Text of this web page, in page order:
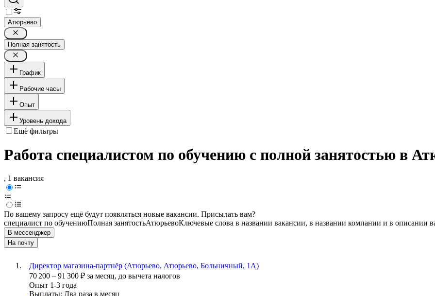
Атюрьево
Полная занятость
График
Рабочие часы
Опыт
Уровень дохода
Ещё фильтры
Работа специалистом по обучению с полной занятостью в
, 1 вакансия
По вашему запросу ещё будут появляться новые вакансии. Присылать вам?
специалист по обучениюПолная занятостьАтюрьевоКлючевые слова в названии вакансии, в названии компании и в описании
В мессенджер
На почту
Директор магазина-партнёр (Атюрьево, Атюрьево, Больничный, 1А)
70 200 – 91 300 ₽ за месяц, до вычета налогов
Опыт 1-3 года
Выплаты: Два раза в месяц